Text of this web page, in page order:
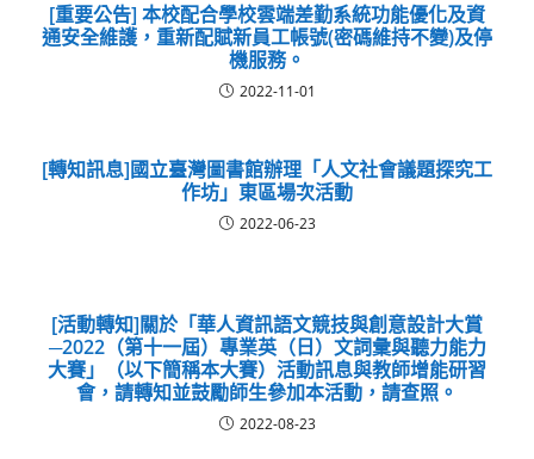
[重要公告] 本校配合學校雲端差勤系統功能優化及資
通安全維護，重新配賦新員工帳號(密碼維持不變)及停
機服務。
2022-11-01
[轉知訊息]國立臺灣圖書館辦理「人文社會議題探究工
作坊」東區場次活動
2022-06-23
[活動轉知]關於「華人資訊語文競技與創意設計大賞
─2022（第十一屆）專業英（日）文詞彙與聽力能力
大賽」（以下簡稱本大賽）活動訊息與教師增能研習
會，請轉知並鼓勵師生參加本活動，請查照。
2022-08-23